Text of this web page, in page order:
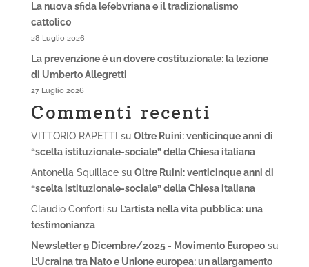
La nuova sfida lefebvriana e il tradizionalismo
cattolico
28 Luglio 2026
La prevenzione è un dovere costituzionale: la lezione
di Umberto Allegretti
27 Luglio 2026
Commenti recenti
VITTORIO RAPETTI su Oltre Ruini: venticinque anni di
“scelta istituzionale-sociale” della Chiesa italiana
Antonella Squillacesu Oltre Ruini: venticinque anni di
“scelta istituzionale-sociale” della Chiesa italiana
Claudio Confortisu L’artista nella vita pubblica: una
testimonianza
Newsletter 9 Dicembre/2025 - Movimento Europeosu
L’Ucraina tra Nato e Unione europea: un allargamento